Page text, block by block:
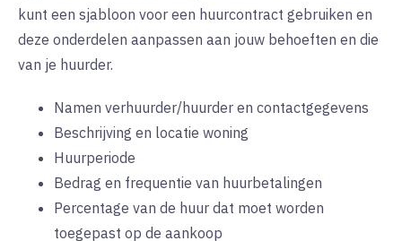
kunt een sjabloon voor een huurcontract gebruiken en
deze onderdelen aanpassen aan jouw behoeften en die
van je huurder.
Namen verhuurder/huurder en contactgegevens
Beschrijving en locatie woning
Huurperiode
Bedrag en frequentie van huurbetalingen
Percentage van de huur dat moet worden
toegepast op de aankoop